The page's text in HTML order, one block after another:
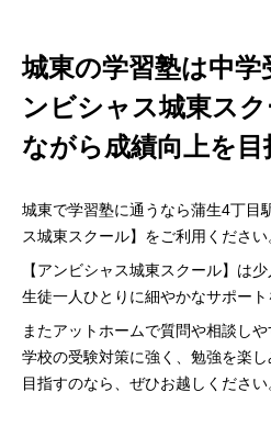
城東の学習塾は中学
ンビシャス城東ス
ながら成績向上を目
城東で学習塾に通うなら蒲生4丁目
ス城東スクール】をご利用ください
【アンビシャス城東スクール】は
生徒一人ひとりに細やかなサポート
またアットホームで質問や相談し
学校の受験対策に強く、勉強を楽し
目指すのなら、ぜひお越しください